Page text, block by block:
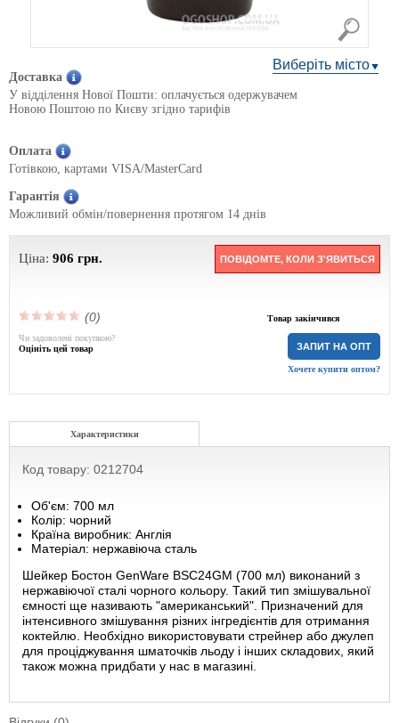
Виберіть місто
Доставка
У відділення Нової Пошти: оплачується одержувачем
Новою Поштою по Києву згідно тарифів
Оплата
Готівкою, картами VISA/MasterCard
Гарантія
Можливий обмін/повернення протягом 14 днів
Ціна: 906 грн. ПОВІДОМТЕ, КОЛИ З'ЯВИТЬСЯ
(0) Товар закінчився
ЗАПИТ НА ОПТ
Хочете купити оптом?
Чи задоволені покупкою?
Оцініть цей товар
Характеристики
Код товару: 0212704
Об'єм: 700 мл
Колір: чорний
Країна виробник: Англія
Матеріал: нержавіюча сталь
Шейкер Бостон GenWare BSC24GM (700 мл) виконаний з
нержавіючої сталі чорного кольору. Такий тип змішувальної
ємності ще називають "американський". Призначений для
інтенсивного змішування різних інгредієнтів для отримання
коктейлю. Необхідно використовувати стрейнер або джулеп
для проціджування шматочків льоду і інших складових, який
також можна придбати у нас в магазині.